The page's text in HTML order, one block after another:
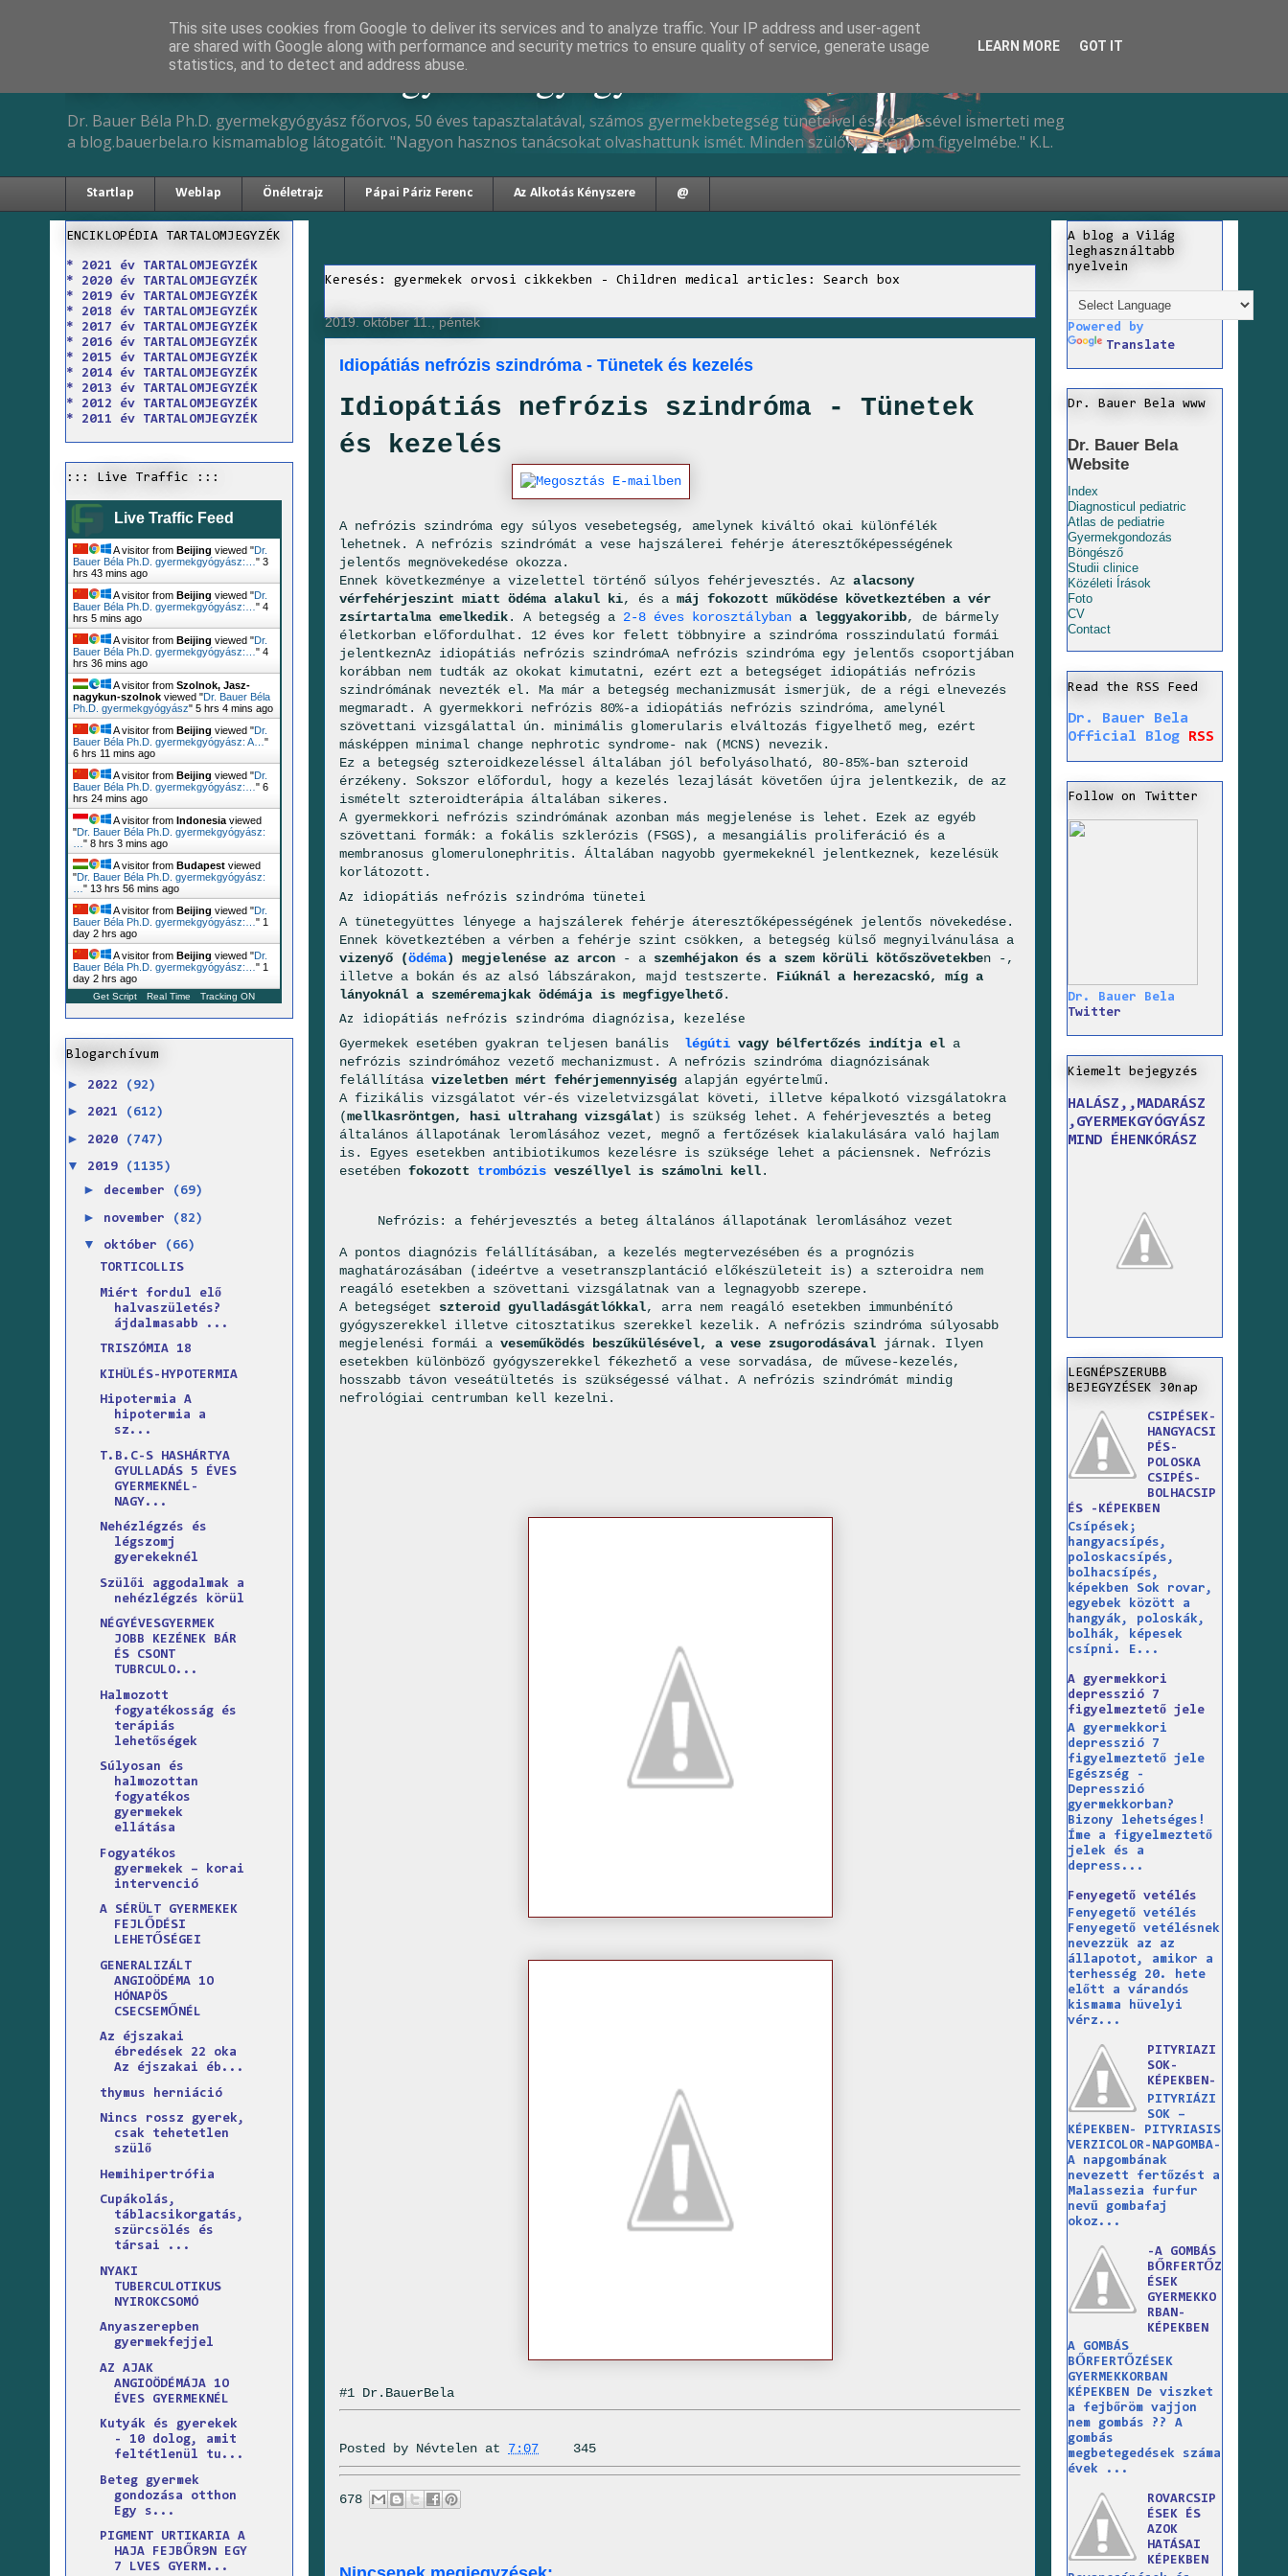
Dr. Bauer Béla Ph.D. gyermekgyógyász
Dr. Bauer Béla Ph.D. gyermekgyógyász főorvos, 50 éves tapasztalatával, számos gyermekbetegség tüneteivel és kezelésével ismerteti meg
a blog.bauerbela.ro kismamablog látogatóit. "Nagyon hasznos tanácsokat olvashattunk ismét. Minden szülőnek ajánlom figyelmébe." K.L.
Startlap Weblap Önéletrajz Pápai Páriz Ferenc Az Alkotás Kényszere @
Keresés: gyermekek orvosi cikkekben - Children medical articles: Search box
2019. október 11., péntek
Idiopátiás nefrózis szindróma - Tünetek és kezelés
Idiopátiás nefrózis szindróma - Tünetek
és kezelés
A nefrózis szindróma egy súlyos vesebetegség, amelynek kiváltó okai különfélék
lehetnek. A nefrózis szindrómát a vese hajszálerei fehérje áteresztőképességének
jelentős megnövekedése okozza.
Ennek következménye a vizelettel történő súlyos fehérjevesztés. Az alacsony
vérfehérjeszint miatt ödéma alakul ki, és a máj fokozott működése következtében a vér
zsírtartalma emelkedik. A betegség a 2-8 éves korosztályban a leggyakoribb, de bármely
életkorban előfordulhat. 12 éves kor felett többnyire a szindróma rosszindulatú formái
jelentkeznAz idiopátiás nefrózis szindrómaA nefrózis szindróma egy jelentős csoportjában
korábban nem tudták az okokat kimutatni, ezért ezt a betegséget idiopátiás nefrózis
szindrómának nevezték el. Ma már a betegség mechanizmusát ismerjük, de a régi elnevezés
megmaradt. A gyermekkori nefrózis 80%-a idiopátiás nefrózis szindróma, amelynél
szövettani vizsgálattal ún. minimális glomerularis elváltozás figyelhető meg, ezért
másképpen minimal change nephrotic syndrome- nak (MCNS) nevezik.
Ez a betegség szteroidkezeléssel általában jól befolyásolható, 80-85%-ban szteroid
érzékeny. Sokszor előfordul, hogy a kezelés lezajlását követően újra jelentkezik, de az
ismételt szteroidterápia általában sikeres.
A gyermekkori nefrózis szindrómának azonban más megjelenése is lehet. Ezek az egyéb
szövettani formák: a fokális szklerózis (FSGS), a mesangiális proliferáció és a
membranosus glomerulonephritis. Általában nagyobb gyermekeknél jelentkeznek, kezelésük
korlátozott.
Az idiopátiás nefrózis szindróma tünetei
A tünetegyüttes lényege a hajszálerek fehérje áteresztőképességének jelentős növekedése.
Ennek következtében a vérben a fehérje szint csökken, a betegség külső megnyilvánulása a
vizenyő (ödéma) megjelenése az arcon - a szemhéjakon és a szem körüli kötőszövetekben -,
illetve a bokán és az alsó lábszárakon, majd testszerte. Fiúknál a herezacskó, míg a
lányoknál a szeméremajkak ödémája is megfigyelhető.
Az idiopátiás nefrózis szindróma diagnózisa, kezelése
Gyermekek esetében gyakran teljesen banális légúti vagy bélfertőzés indítja el a
nefrózis szindrómához vezető mechanizmust. A nefrózis szindróma diagnózisának
felállítása vizeletben mért fehérjemennyiség alapján egyértelmű.
A fizikális vizsgálatot vér-és vizeletvizsgálat követi, illetve képalkotó vizsgálatokra
(mellkasröntgen, hasi ultrahang vizsgálat) is szükség lehet. A fehérjevesztés a beteg
általános állapotának leromlásához vezet, megnő a fertőzések kialakulására való hajlam
is. Egyes esetekben antibiotikumos kezelésre is szüksége lehet a páciensnek. Nefrózis
esetében fokozott trombózis veszéllyel is számolni kell.
Nefrózis: a fehérjevesztés a beteg általános állapotának leromlásához vezet
A pontos diagnózis felállításában, a kezelés megtervezésében és a prognózis
maghatározásában (ideértve a vesetranszplantáció előkészületeit is) a szteroidra nem
reagáló esetekben a szövettani vizsgálatnak van a legnagyobb szerepe.
A betegséget szteroid gyulladásgátlókkal, arra nem reagáló esetekben immunbénító
gyógyszerekkel illetve citosztatikus szerekkel kezelik. A nefrózis szindróma súlyosabb
megjelenési formái a veseműködés beszűkülésével, a vese zsugorodásával járnak. Ilyen
esetekben különböző gyógyszerekkel fékezhető a vese sorvadása, de művese-kezelés,
hosszabb távon veseátültetés is szükségessé válhat. A nefrózis szindrómát mindig
nefrológiai centrumban kell kezelni.
#1 Dr.BauerBela
Posted by Névtelen at 7:07 345
678
ENCIKLOPÉDIA TARTALOMJEGYZÉK
* 2021 év TARTALOMJEGYZÉK
* 2020 év TARTALOMJEGYZÉK
* 2019 év TARTALOMJEGYZÉK
* 2018 év TARTALOMJEGYZÉK
* 2017 év TARTALOMJEGYZÉK
* 2016 év TARTALOMJEGYZÉK
* 2015 év TARTALOMJEGYZÉK
* 2014 év TARTALOMJEGYZÉK
* 2013 év TARTALOMJEGYZÉK
* 2012 év TARTALOMJEGYZÉK
* 2011 év TARTALOMJEGYZÉK
::: Live Traffic :::
Live Traffic Feed
A visitor from Beijing viewed "Dr.
Bauer Béla Ph.D. gyermekgyógyász:… " 3
hrs 43 mins ago
A visitor from Beijing viewed "Dr.
Bauer Béla Ph.D. gyermekgyógyász:… " 4
hrs 5 mins ago
A visitor from Beijing viewed "Dr.
Bauer Béla Ph.D. gyermekgyógyász:… " 4
hrs 36 mins ago
A visitor from Szolnok, Jasz-
nagykun-szolnok viewed "Dr. Bauer Béla
Ph.D. gyermekgyógyász" 5 hrs 4 mins ago
A visitor from Beijing viewed "Dr.
Bauer Béla Ph.D. gyermekgyógyász: A… "
6 hrs 11 mins ago
A visitor from Beijing viewed "Dr.
Bauer Béla Ph.D. gyermekgyógyász:… " 6
hrs 24 mins ago
A visitor from Indonesia viewed
"Dr. Bauer Béla Ph.D. gyermekgyógyász:
" 8 hrs 3 mins ago
A visitor from Budapest viewed
"Dr. Bauer Béla Ph.D. gyermekgyógyász:
" 13 hrs 56 mins ago
A visitor from Beijing viewed "Dr.
Bauer Béla Ph.D. gyermekgyógyász:… " 1
day 2 hrs ago
A visitor from Beijing viewed "Dr.
Bauer Béla Ph.D. gyermekgyógyász:… " 1
day 2 hrs ago
Get Script Real Time Tracking ON
Blogarchívum
► 2022 (92)
► 2021 (612)
► 2020 (747)
▼ 2019 (1135)
► december (69)
► november (82)
▼ október
(66)
TORTICOLLIS
Miért fordul elő
halvaszületés?
ájdalmasabb ...
TRISZÓMIA 18
KIHÜLÉS-HYPOTERMIA
Hipotermia A
hipotermia a
sz...
T.B.C-S HASHÁRTYA
GYULLADÁS 5 ÉVES
GYERMEKNÉL-
NAGY...
Nehézlégzés és
légszomj
gyerekeknél
Szülői aggodalmak a
nehézlégzés körül
NÉGYÉVESGYERMEK
JOBB KEZÉNEK BÁR
ÉS CSONT
TUBRCULO...
Halmozott
fogyatékosság és
terápiás
lehetőségek
Súlyosan és
halmozottan
fogyatékos
gyermekek
ellátása
Fogyatékos
gyermekek – korai
intervenció
A SÉRÜLT GYERMEKEK
FEJLŐDÉSI
LEHETŐSÉGEI
GENERALIZÁLT
ANGIOÖDÉMA 1O
HÓNAPÖS
CSECSEMŐNÉL
Az éjszakai
ébredések 22 oka
Az éjszakai éb...
thymus herniáció
Nincs rossz gyerek,
csak tehetetlen
szülő
Hemihipertrófia
Cupákolás,
táblacsikorgatás,
szürcsölés és
társai ...
NYAKI
TUBERCULOTIKUS
NYIROKCSOMÓ
Anyaszerepben
gyermekfejjel
AZ AJAK
ANGIOÖDÉMÁJA 1O
ÉVES GYERMEKNÉL
Kutyák és gyerekek
- 10 dolog, amit
feltétlenül tu...
Beteg gyermek
gondozása otthon
Egy s...
PIGMENT URTIKARIA A
HAJA FEJBŐR9N EGY
7 LVES GYERM...
A blog a Világ
leghasználtabb
nyelvein
Powered by
Translate
Dr. Bauer Bela www
Dr. Bauer Bela
Website
Index
Diagnosticul pediatric
Atlas de pediatrie
Gyermekgondozás
Böngésző
Studii clinice
Közéleti Írások
Foto
CV
Contact
Read the RSS Feed
Dr. Bauer Bela
Official Blog
RSS
Follow on Twitter
Dr. Bauer Bela
Twitter
Kiemelt bejegyzés
HALÁSZ,,MADARÁSZ
,GYERMEKGYÓGYÁSZ
MIND ÉHENKÓRÁSZ
LEGNÉPSZERUBB
BEJEGYZÉSEK 30nap
CSIPÉSEK-
HANGYACSI
PÉS-
POLOSKA
CSIPÉS-
BOLHACSIP
ÉS -KÉPEKBEN
Csípések;
hangyacsípés,
poloskacsípés,
bolhacsípés,
képekben Sok rovar,
egyebek között a
hangyák, poloskák,
bolhák, képesek
csípni. E...
A gyermekkori
depresszió 7
figyelmeztető jele
A gyermekkori
depresszió 7
figyelmeztető jele
Egészség -
Depresszió
gyermekkorban?
Bizony lehetséges!
Íme a figyelmeztető
jelek és a
depress...
Fenyegető vetélés
Fenyegető vetélés
Fenyegető vetélésnek
nevezzük az az
állapotot, amikor a
terhesség 20. hete
előtt a várandós
kismama hüvelyi
vérz...
PITYRIAZI
SOK-
KÉPEKBEN-
PITYRIÁZI
SOK –
KÉPEKBEN- PITYRIASIS
VERZICOLOR-NAPGOMBA-
A napgombának
nevezett fertőzést a
Malassezia furfur
nevű gombafaj
okoz...
-A GOMBÁS
BŐRFERTŐZ
ÉSEK
GYERMEKKO
RBAN-
KÉPEKBEN
A GOMBÁS
BŐRFERTŐZÉSEK
GYERMEKKORBAN
KÉPEKBEN De viszket
a fejbőröm vajjon
nem gombás ?? A
gombás
megbetegedések száma
évek ...
ROVARCSIP
ÉSEK ÉS
AZOK
HATÁSAI
KÉPEKBEN
This site uses cookies from Google to deliver its services and to analyze traffic. Your IP address and user-agent
are shared with Google along with performance and security metrics to ensure quality of service, generate usage
statistics, and to detect and address abuse.
LEARN MORE GOT IT